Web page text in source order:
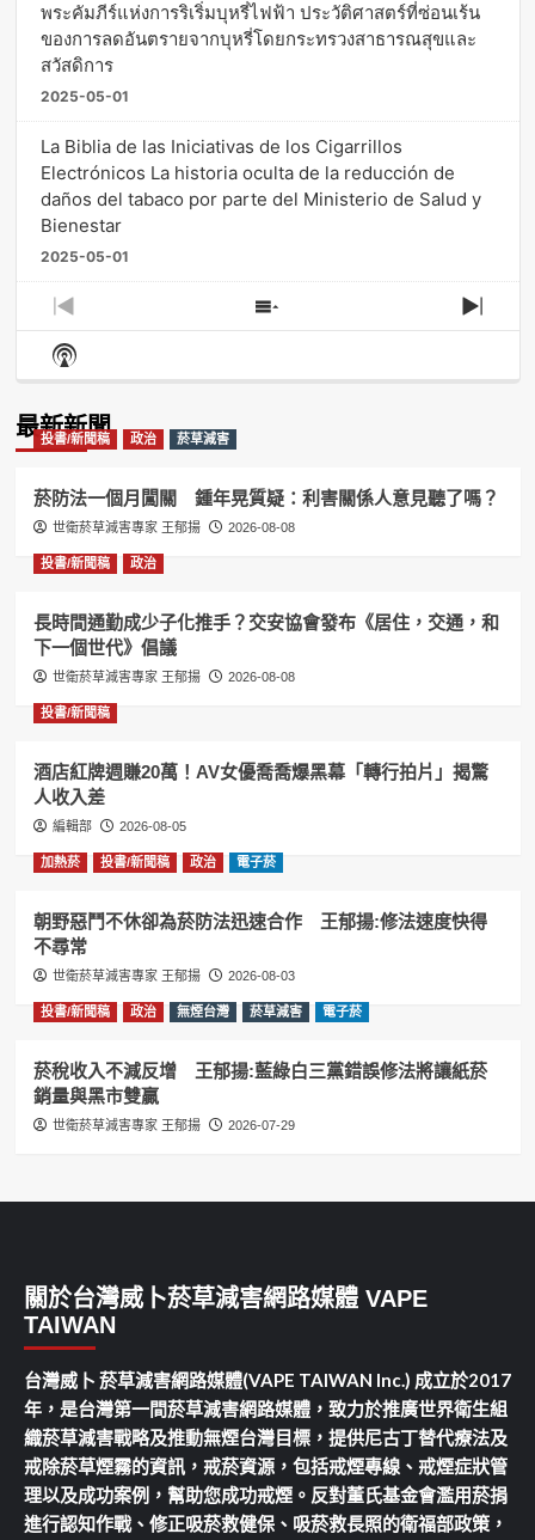
พระคัมภีร์แห่งการริเริ่มบุหรี่ไฟฟ้า ประวัติศาสตร์ที่ซ่อนเร้น
ของการลดอันตรายจากบุหรี่โดยกระทรวงสาธารณสุขและ
สวัสดิการ
2025-05-01
La Biblia de las Iniciativas de los Cigarrillos
Electrónicos La historia oculta de la reducción de
daños del tabaco por parte del Ministerio de Salud y
Bienestar
2025-05-01
Previous
Episode
Show
Episodes
Next
Show
Podcast
最新新聞
投書/新聞稿 政治 菸草減害
菸防法一個月闖關 鍾年晃質疑：利害關係人意見聽了嗎？
世衛菸草減害專家 王郁揚 2026-08-08
投書/新聞稿 政治
長時間通勤成少子化推手？交安協會發布《居住，交通，和
下一個世代》倡議
世衛菸草減害專家 王郁揚 2026-08-08
投書/新聞稿
酒店紅牌週賺20萬！AV女優喬喬爆黑幕「轉行拍片」揭驚
人收入差
編輯部 2026-08-05
加熱菸 投書/新聞稿 政治 電子菸
朝野惡鬥不休卻為菸防法迅速合作 王郁揚:修法速度快得
不尋常
世衛菸草減害專家 王郁揚 2026-08-03
投書/新聞稿 政治 無煙台灣 菸草減害 電子菸
菸稅收入不減反增 王郁揚:藍綠白三黨錯誤修法將讓紙菸
銷量與黑市雙贏
世衛菸草減害專家 王郁揚 2026-07-29
關於台灣威卜菸草減害網路媒體 VAPE
TAIWAN
台灣威卜 菸草減害網路媒體(VAPE TAIWAN Inc.) 成立於2017
年，是台灣第一間菸草減害網路媒體，致力於推廣世界衛生組
織菸草減害戰略及推動無煙台灣目標，提供尼古丁替代療法及
戒除菸草煙霧的資訊，戒菸資源，包括戒煙專線、戒煙症狀管
理以及成功案例，幫助您成功戒煙。反對董氏基金會濫用菸捐
進行認知作戰、修正吸菸救健保、吸菸救長照的衛福部政策，